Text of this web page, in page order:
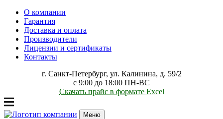
О компании
Гарантия
Доставка и оплата
Производители
Лицензии и сертификаты
Контакты
г. Санкт-Петербург, ул. Калинина, д. 59/2
с 9:00 до 18:00 ПН-ВС
Скачать прайс в формате Excel
Меню